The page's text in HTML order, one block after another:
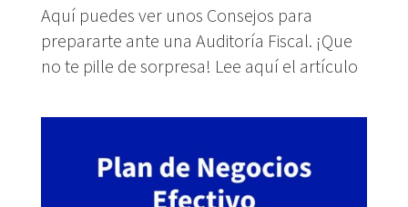
Aquí puedes ver unos Consejos para
prepararte ante una Auditoría Fiscal. ¡Que
no te pille de sorpresa! Lee aquí el artículo